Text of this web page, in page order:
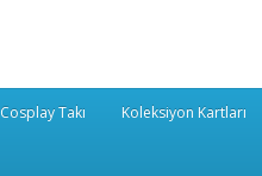
Cosplay Takı Koleksiyon Kartları